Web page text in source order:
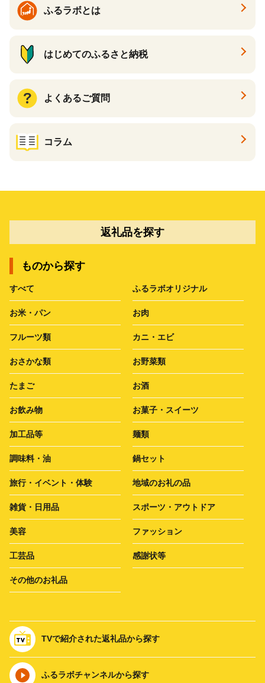
ふるラボとは
はじめてのふるさと納税
よくあるご質問
コラム
返礼品を探す
ものから探す
すべて ふるラボオリジナル
お米・パン お肉
フルーツ類 カニ・エビ
おさかな類 お野菜類
たまご お酒
お飲み物 お菓子・スイーツ
加工品等 麺類
調味料・油 鍋セット
旅行・イベント・体験 地域のお礼の品
雑貨・日用品 スポーツ・アウトドア
美容 ファッション
工芸品 感謝状等
その他のお礼品
TVで紹介された返礼品から探す
ふるラボチャンネルから探す